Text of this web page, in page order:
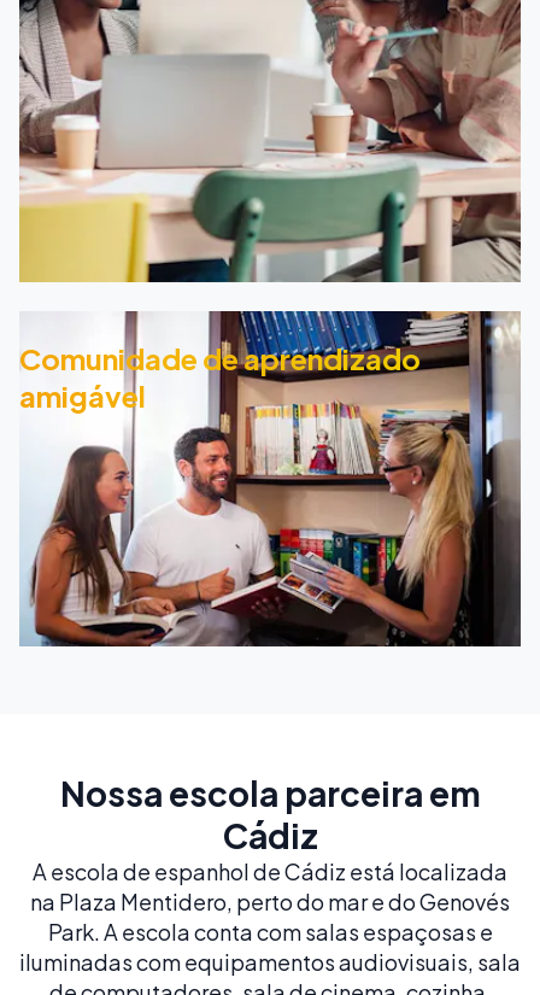
Comunidade de aprendizado
amigável
Nossa escola parceira em
Cádiz
A escola de espanhol de Cádiz está localizada
na Plaza Mentidero, perto do mar e do Genovés
Park. A escola conta com salas espaçosas e
iluminadas com equipamentos audiovisuais, sala